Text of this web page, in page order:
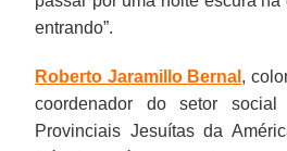
entrando”.
Roberto Jaramillo Bernal ,
coordenador do setor
Provinciais Jesuítas da